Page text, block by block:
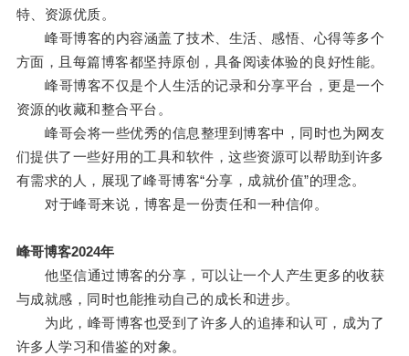
特、资源优质。
峰哥博客的内容涵盖了技术、生活、感悟、心得等多个
方面，且每篇博客都坚持原创，具备阅读体验的良好性能。
峰哥博客不仅是个人生活的记录和分享平台，更是一个
资源的收藏和整合平台。
峰哥会将一些优秀的信息整理到博客中，同时也为网友
们提供了一些好用的工具和软件，这些资源可以帮助到许多
有需求的人，展现了峰哥博客“分享，成就价值”的理念。
对于峰哥来说，博客是一份责任和一种信仰。
峰哥博客2024年
他坚信通过博客的分享，可以让一个人产生更多的收获
与成就感，同时也能推动自己的成长和进步。
为此，峰哥博客也受到了许多人的追捧和认可，成为了
许多人学习和借鉴的对象。